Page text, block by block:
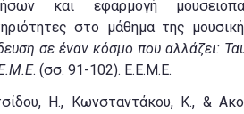
και εφαρμογή
στο μάθημα της
σε έναν κόσμο που αλλάζει:
. (σσ. 91-102). Ε.Ε.Μ.Ε.
Η., Κωνσταντάκου, Κ., &